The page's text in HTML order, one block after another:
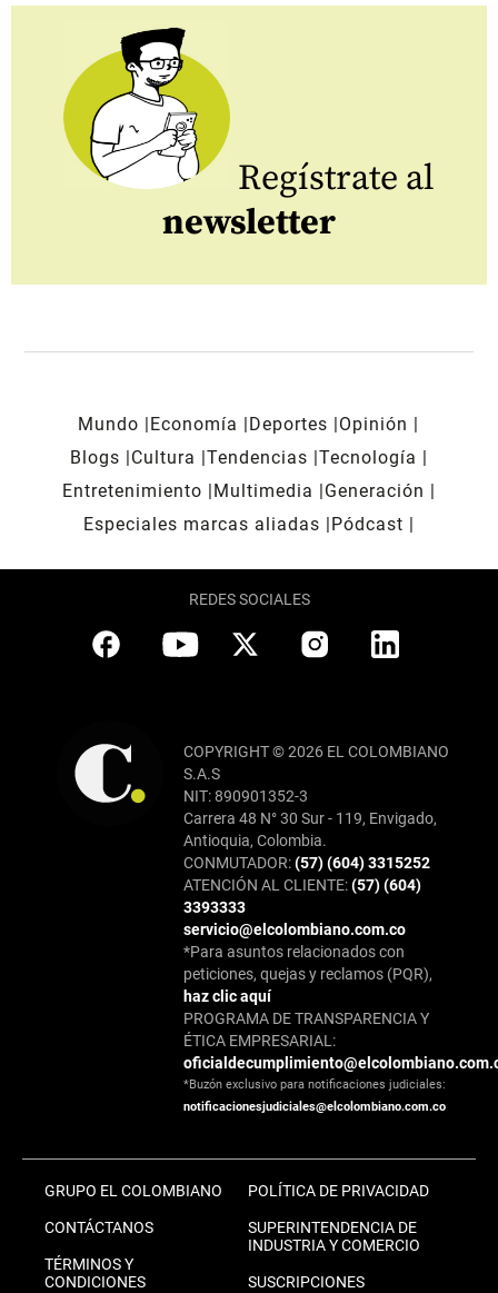
Regístrate al
newsletter
Mundo Economía Deportes
Opinión
Blogs
Cultura Tendencias Tecnología
Entretenimiento
Multimedia
Generación
Especiales marcas aliadas
Pódcast
REDES SOCIALES
COPYRIGHT © 2026 EL COLOMBIANO
S.A.S
NIT: 890901352-3
Carrera 48 N° 30 Sur - 119, Envigado,
Antioquia, Colombia.
CONMUTADOR:(57) (604) 3315252
ATENCIÓN AL CLIENTE:(57) (604)
3393333
servicio@elcolombiano.com.co
*Para asuntos relacionados con
peticiones, quejas y reclamos (PQR),
haz clic aquí
PROGRAMA DE TRANSPARENCIA Y
ÉTICA EMPRESARIAL:
*Buzón exclusivo para notificaciones judiciales:
notificacionesjudiciales@elcolombiano.com.co
GRUPO EL COLOMBIANO
CONTÁCTANOS
TÉRMINOS Y
CONDICIONES
POLÍTICA DE PRIVACIDAD
SUPERINTENDENCIA DE
INDUSTRIA Y COMERCIO
SUSCRIPCIONES